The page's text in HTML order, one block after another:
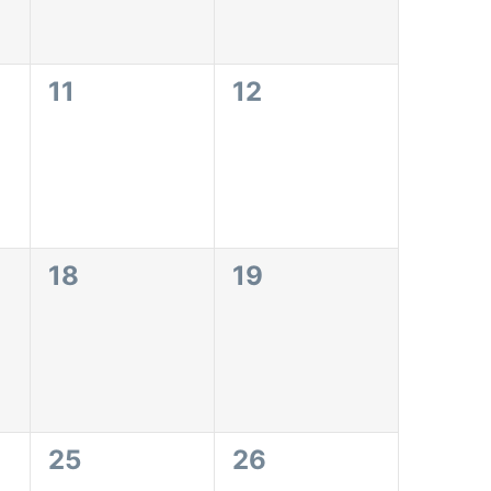
0
11
0
12
0
18
0
19
0
25
0
26